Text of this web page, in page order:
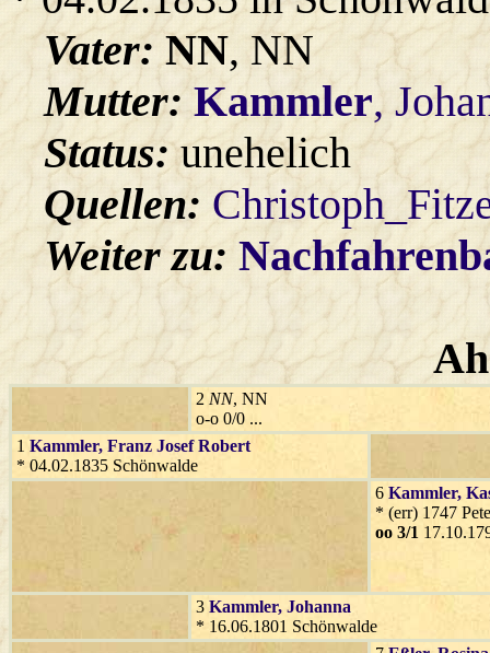
Vater:NN, NN
Mutter:Kammler,
Status:unehelich
Quellen:
Weiter zu:
2 NN, NN
o-o 0/0 ...
1 Kammler, Franz Josef Robert
* 04.02.1835 Schönwalde
6 Kammler,
* (err) 1747
oo 3/1
3 Kammler, Johanna
* 16.06.1801 Schönwalde